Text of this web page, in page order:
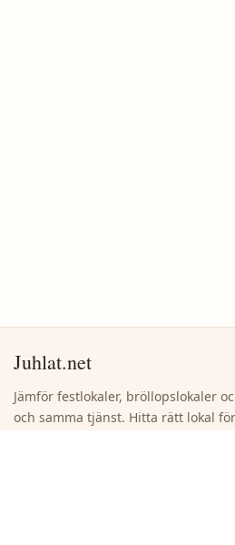
Juhlat.net
Jämför festlokaler, bröllopslokaler
och samma tjänst. Hitta rätt lokal